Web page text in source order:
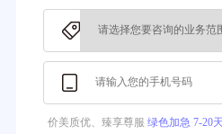
3分钟前用户提问：注册新加坡
价美质优、臻享尊服 绿色加急 7-20